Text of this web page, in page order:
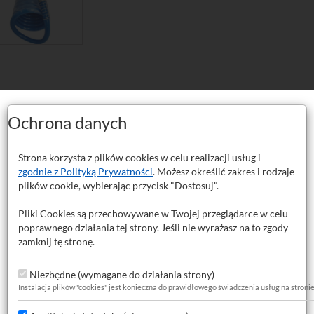
PU 5 metrów
stworzone z myślą o wymagających instalacjach
poliuretanowe cechują się doskonałą pamięcią kształtu.
trwałe ślady ani osłabienia materiału. Po odkształceniu wraca do
strony posiada standardową szybkozłączkę, z drugiej strony
sprężynę wzmacniającą przy szybkozłączce. Zabezpiecza ona
Ochrona danych
Strona korzysta z plików cookies w celu realizacji usług i
zgodnie z Polityką Prywatności. Możesz określić zakres i rodzaje
plików cookie, wybierając przycisk "Dostosuj".
Pliki Cookies są przechowywane w Twojej przeglądarce w celu
poprawnego działania tej strony. Jeśli nie wyrażasz na to zgody -
zamknij tę stronę.
Niezbędne (wymagane do działania strony)
Instalacja plików "cookies" jest konieczna do prawidłowego świadczenia usług na